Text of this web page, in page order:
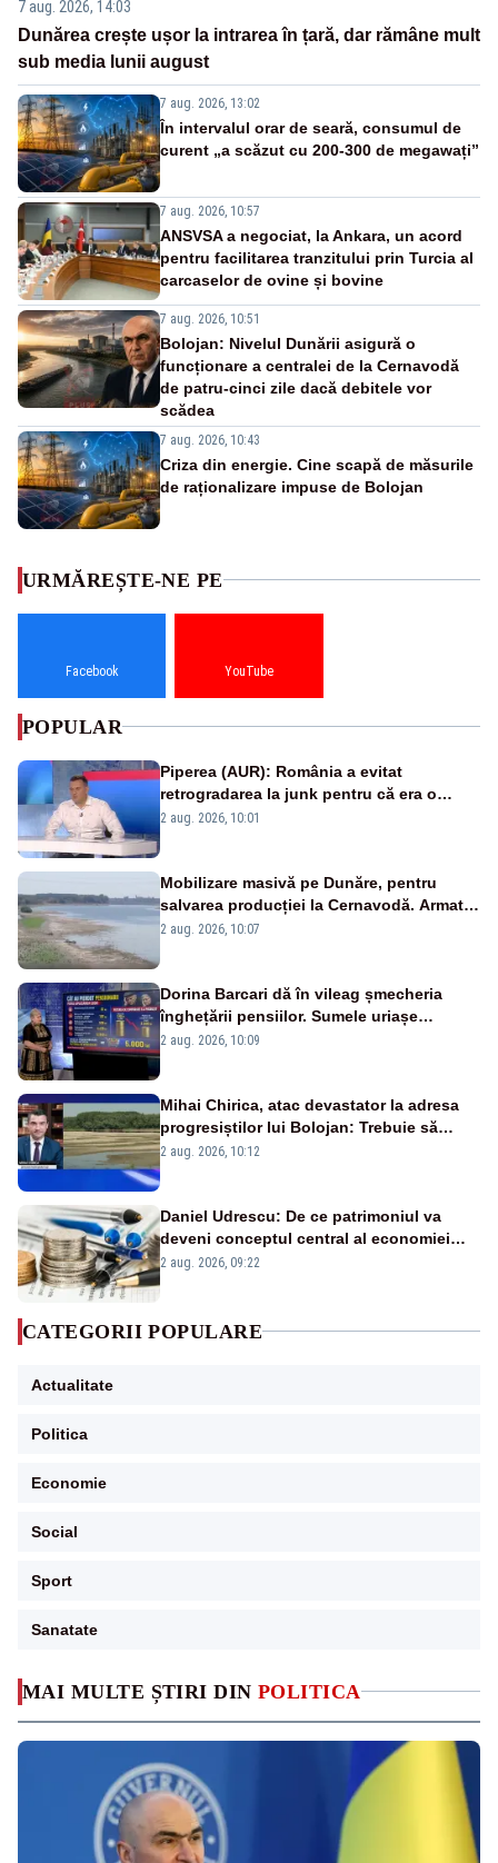
7 aug. 2026, 14:03
Dunărea crește ușor la intrarea în țară, dar rămâne mult
sub media lunii august
7 aug. 2026, 13:02
În intervalul orar de seară, consumul de
curent „a scăzut cu 200-300 de megawați”
7 aug. 2026, 10:57
ANSVSA a negociat, la Ankara, un acord
pentru facilitarea tranzitului prin Turcia al
carcaselor de ovine și bovine
7 aug. 2026, 10:51
Bolojan: Nivelul Dunării asigură o
funcționare a centralei de la Cernavodă
de patru-cinci zile dacă debitele vor
scădea
7 aug. 2026, 10:43
Criza din energie. Cine scapă de măsurile
de raționalizare impuse de Bolojan
MAI MULTE ȘTIRI DIN POLITICA
URMĂREȘTE-NE PE
Facebook YouTube
POPULAR
Piperea (AUR): România a evitat
retrogradarea la junk pentru că era o
catastrofă pentru bănci și fondurile de
2 aug. 2026, 10:01
Mobilizare masivă pe Dunăre, pentru
salvarea producției la Cernavodă. Armata
va detona o stâncă și va devia apa
2 aug. 2026, 10:07
Dorina Barcari dă în vileag șmecheria
înghețării pensiilor. Sumele uriașe
pierdute de fiecare român
2 aug. 2026, 10:09
Mihai Chirica, atac devastator la adresa
progresiștilor lui Bolojan: Trebuie să
protejăm și natura, dar nu șținem omaneii
2 aug. 2026, 10:12
Daniel Udrescu: De ce patrimoniul va
deveni conceptul central al economiei
viitoare?
2 aug. 2026, 09:22
CATEGORII POPULARE
Actualitate
Politica
Economie
Social
Sport
Sanatate